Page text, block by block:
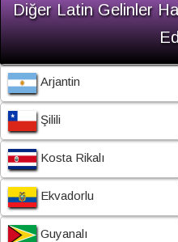
Diğer Latin Gelinler
Arjantin
Şilili
Kosta Rikalı
Ekvadorlu
Guyanalı